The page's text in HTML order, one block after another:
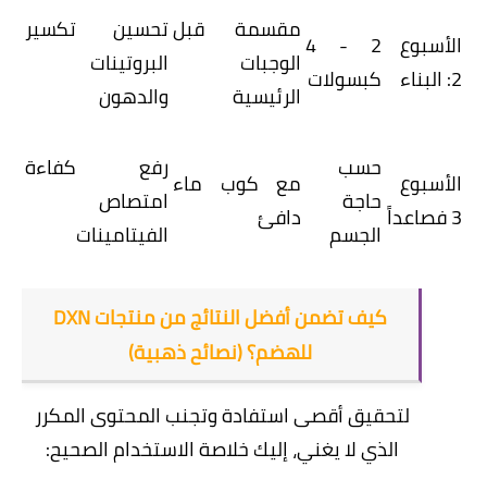
الأسبوع
2: البناء
2 - 4
كبسولات
مقسمة قبل
الوجبات
الرئيسية
تحسين تكسير
البروتينات
والدهون
الأسبوع
3 فصاعداً
حسب
حاجة
الجسم
مع كوب ماء
دافئ
رفع كفاءة
امتصاص
الفيتامينات
كيف تضمن أفضل النتائج من منتجات DXN
للهضم؟ (نصائح ذهبية)
​لتحقيق أقصى استفادة وتجنب المحتوى المكرر
الذي لا يغني، إليك خلاصة الاستخدام الصحيح: